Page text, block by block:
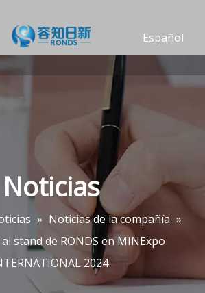
Español
العربية
Deutsch
Noticias
» Noticias de la compañía »
stand de RONDS en MINExpo
2024